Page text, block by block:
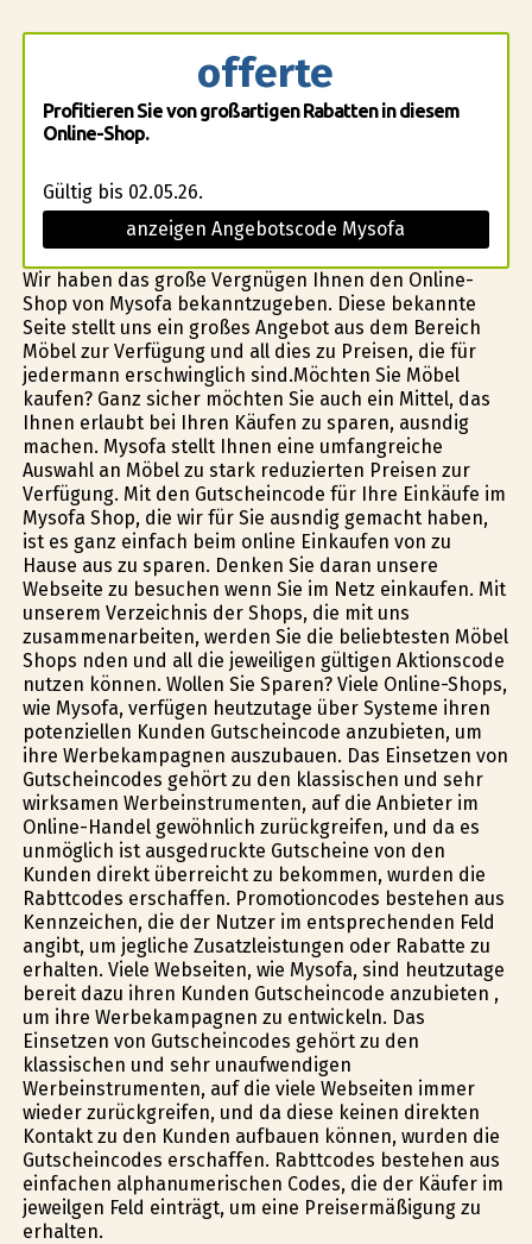
offerte
Profitieren Sie von großartigen Rabatten in diesem
Online-Shop.
Gültig bis 02.05.26.
anzeigen Angebotscode Mysofa
Wir haben das große Vergnügen Ihnen den Online-
Shop von Mysofa bekanntzugeben. Diese bekannte
Seite stellt uns ein großes Angebot aus dem Bereich
Möbel zur Verfügung und all dies zu Preisen, die für
jedermann erschwinglich sind.Möchten Sie Möbel
kaufen? Ganz sicher möchten Sie auch ein Mittel, das
Ihnen erlaubt bei Ihren Käufen zu sparen, ausfindig
machen. Mysofa stellt Ihnen eine umfangreiche
Auswahl an Möbel zu stark reduzierten Preisen zur
Verfügung. Mit den Gutscheincode für Ihre Einkäufe im
Mysofa Shop, die wir für Sie ausfindig gemacht haben,
ist es ganz einfach beim online Einkaufen von zu
Hause aus zu sparen. Denken Sie daran unsere
Webseite zu besuchen wenn Sie im Netz einkaufen. Mit
unserem Verzeichnis der Shops, die mit uns
zusammenarbeiten, werden Sie die beliebtesten Möbel
Shops finden und all die jeweiligen gültigen Aktionscode
nutzen können. Wollen Sie Sparen? Viele Online-Shops,
wie Mysofa, verfügen heutzutage über Systeme ihren
potenziellen Kunden Gutscheincode anzubieten, um
ihre Werbekampagnen auszubauen. Das Einsetzen von
Gutscheincodes gehört zu den klassischen und sehr
wirksamen Werbeinstrumenten, auf die Anbieter im
Online-Handel gewöhnlich zurückgreifen, und da es
unmöglich ist ausgedruckte Gutscheine von den
Kunden direkt überreicht zu bekommen, wurden die
Rabttcodes erschaffen. Promotioncodes bestehen aus
Kennzeichen, die der Nutzer im entsprechenden Feld
angibt, um jegliche Zusatzleistungen oder Rabatte zu
erhalten. Viele Webseiten, wie Mysofa, sind heutzutage
bereit dazu ihren Kunden Gutscheincode anzubieten ,
um ihre Werbekampagnen zu entwickeln. Das
Einsetzen von Gutscheincodes gehört zu den
klassischen und sehr unaufwendigen
Werbeinstrumenten, auf die viele Webseiten immer
wieder zurückgreifen, und da diese keinen direkten
Kontakt zu den Kunden aufbauen können, wurden die
Gutscheincodes erschaffen. Rabttcodes bestehen aus
einfachen alphanumerischen Codes, die der Käufer im
jeweilgen Feld einträgt, um eine Preisermäßigung zu
erhalten.